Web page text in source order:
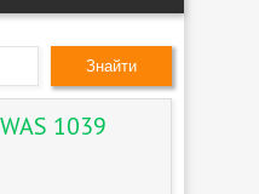
Знайти
1039